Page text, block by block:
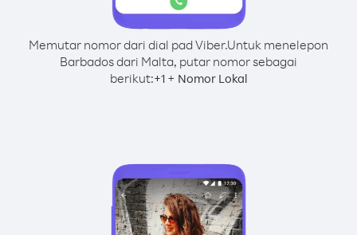
Memutar nomor dari dial pad Viber.Untuk menelepon
Barbados dari Malta, putar nomor sebagai
berikut:+1+ Nomor Lokal